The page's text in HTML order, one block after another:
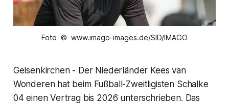
Foto © www.imago-images.de/SID/IMAGO
Gelsenkirchen - Der Niederländer Kees van
Wonderen hat beim Fußball-Zweitligisten Schalke
04 einen Vertrag bis 2026 unterschrieben. Das